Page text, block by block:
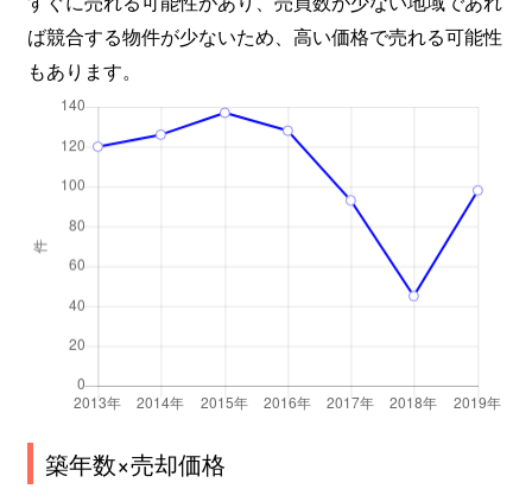
ば競合する物件が少ないため、高い価格で売れる可能性
もあります。
築年数×売却価格